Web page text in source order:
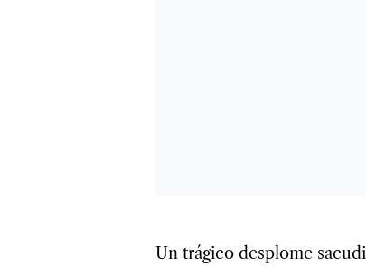
Un trágico desplome